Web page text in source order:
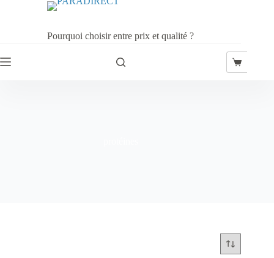
Pourquoi choisir entre prix et qualité ?
Panier